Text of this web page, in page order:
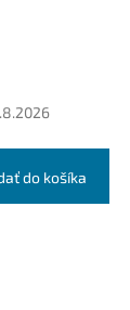
do košíka